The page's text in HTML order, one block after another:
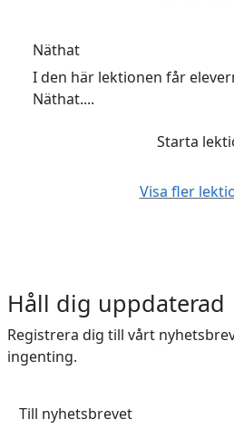
Näthat
I den här lektionen får
Näthat....
Starta
Visa fler
Håll dig uppdaterad
Registrera dig till vårt
ingenting.
Till nyhetsbrevet